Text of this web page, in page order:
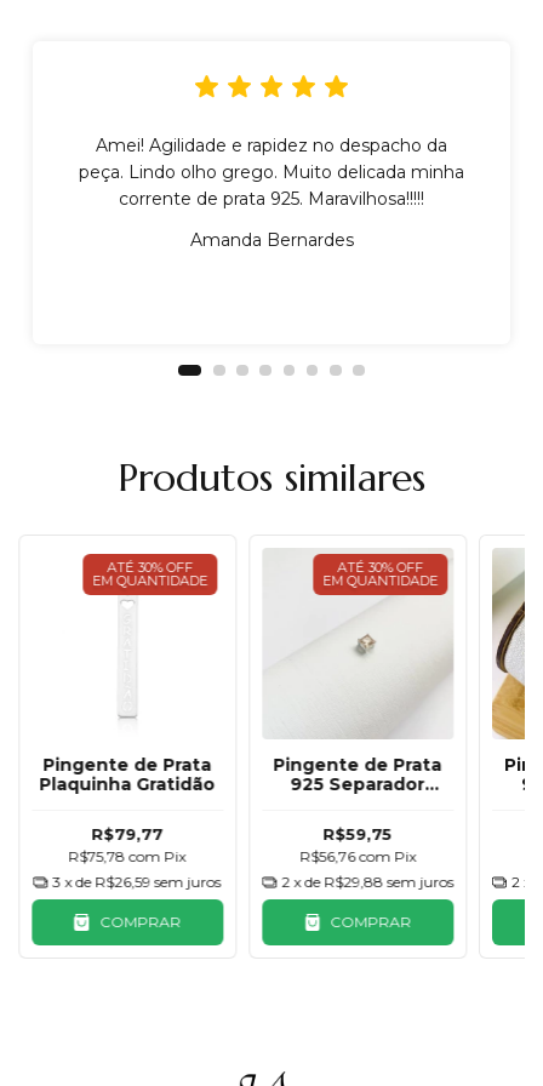
Amei! Agilidade e rapidez no despacho da
peça. Lindo olho grego. Muito delicada minha
corrente de prata 925. Maravilhosa!!!!!
Amanda Bernardes
Produtos similares
ATÉ 30% OFF
EM QUANTIDADE
Pingente de Prata
Plaquinha Gratidão
R$79,77
R$75,78com Pix
3 x de R$26,59 sem juros
COMPRAR
ATÉ 30% OFF
EM QUANTIDADE
Pingente de Prata
925 Separador
Champagne
R$59,75
R$56,76com Pix
2 x de R$29,88 sem juros
COMPRAR
2 x